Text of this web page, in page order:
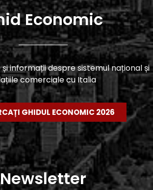
Economic
informații despre sistemul național și
comerciale cu Italia
GHIDUL ECONOMIC 2026
Newsletter